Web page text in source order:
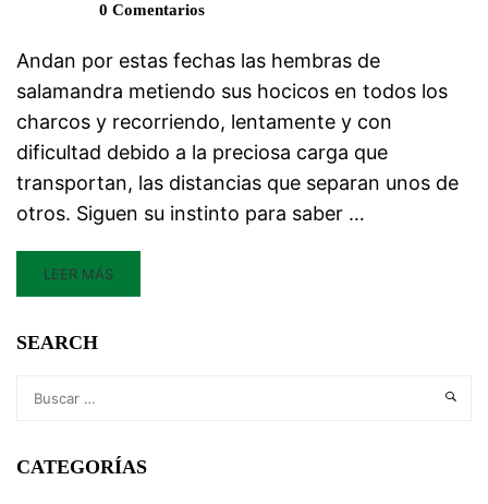
0 Comentarios
Andan por estas fechas las hembras de
salamandra metiendo sus hocicos en todos los
charcos y recorriendo, lentamente y con
dificultad debido a la preciosa carga que
transportan, las distancias que separan unos de
otros. Siguen su instinto para saber …
LEER MÁS
SEARCH
CATEGORÍAS